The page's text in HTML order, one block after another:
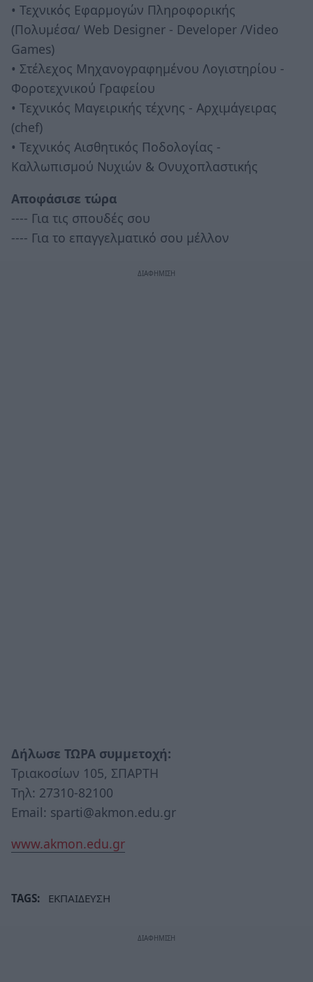
• Τεχνικός Εφαρμογών Πληροφορικής
(Πολυμέσα/ Web Designer - Developer /Video
Games)
• Στέλεχος Μηχανογραφημένου Λογιστηρίου -
Φοροτεχνικού Γραφείου
• Τεχνικός Μαγειρικής τέχνης - Αρχιμάγειρας
(chef)
• Τεχνικός Αισθητικός Ποδολογίας -
Καλλωπισμού Νυχιών & Ονυχοπλαστικής
Αποφάσισε τώρα
---- Για τις σπουδές σου
---- Για το επαγγελματικό σου μέλλον
Δήλωσε ΤΩΡΑ συμμετοχή:
Τριακοσίων 105, ΣΠΑΡΤΗ
Τηλ: 27310-82100
Email: sparti@akmon.edu.gr
www.akmon.edu.gr
TAGS: ΕΚΠΑΙΔΕΥΣΗ